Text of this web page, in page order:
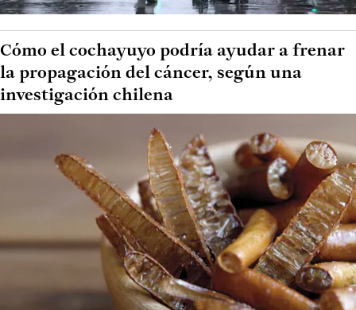
Cómo el cochayuyo podría ayudar a frenar
la propagación del cáncer, según una
investigación chilena